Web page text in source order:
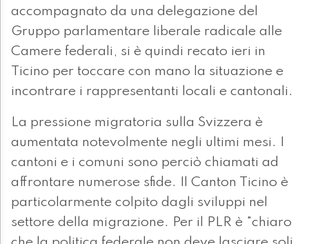
accompagnato da una delegazione del
Gruppo parlamentare liberale radicale alle
Camere federali, si è quindi recato ieri in
Ticino per toccare con mano la situazione e
incontrare i rappresentanti locali e cantonali.
La pressione migratoria sulla Svizzera è
aumentata notevolmente negli ultimi mesi. I
cantoni e i comuni sono perciò chiamati ad
affrontare numerose sfide. Il Canton Ticino è
particolarmente colpito dagli sviluppi nel
settore della migrazione. Per il PLR è "chiaro